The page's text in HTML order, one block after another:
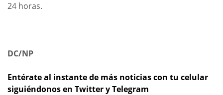
24 horas.
DC/NP
Entérate al instante de más noticias con tu celular
siguiéndonos en Twitter y Telegram